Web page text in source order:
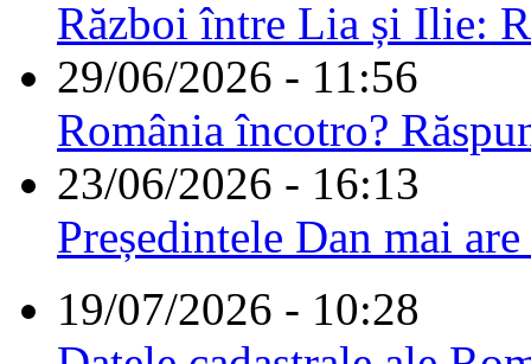
Război între Lia și Ilie:
29/06/2026 - 11:56
România încotro?
23/06/2026 - 16:13
Președintele Dan mai
19/07/2026 - 10:28